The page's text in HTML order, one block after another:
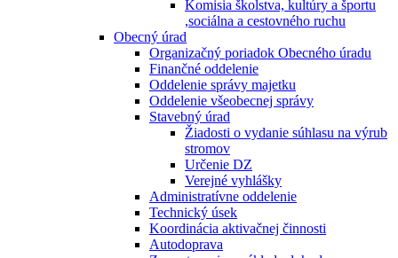
Komisia školstva, kultúry a športu
,sociálna a cestovného ruchu
Obecný úrad
Organizačný poriadok Obecného úradu
Finančné oddelenie
Oddelenie správy majetku
Oddelenie všeobecnej správy
Stavebný úrad
Žiadosti o vydanie súhlasu na výrub
stromov
Určenie DZ
Verejné vyhlášky
Administratívne oddelenie
Technický úsek
Koordinácia aktivačnej činnosti
Autodoprava